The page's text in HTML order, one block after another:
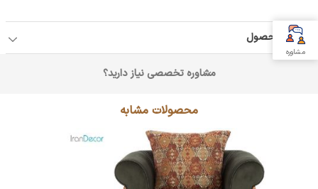
جزئیات محصول
مشاوره تخصصی نیاز دارید؟
محصولات مشابه
مشاوره